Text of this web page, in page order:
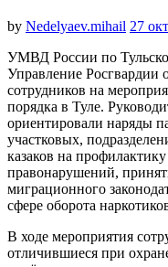
by Nedelyaev.mihail 27
УМВД России по
Управление Росгвардии
сотрудников на
порядка в Туле.
ориентировали наряды
участковых,
казаков на
правонарушений,
миграционного
сфере оборота
В ходе мероприятия
отличившиеся при